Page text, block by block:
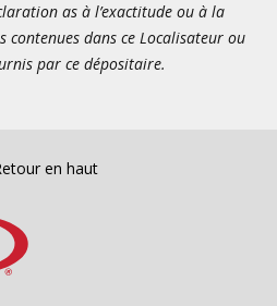
as à l’exactitude ou à la
contenues dans ce Localisateur ou
par ce dépositaire.
en haut